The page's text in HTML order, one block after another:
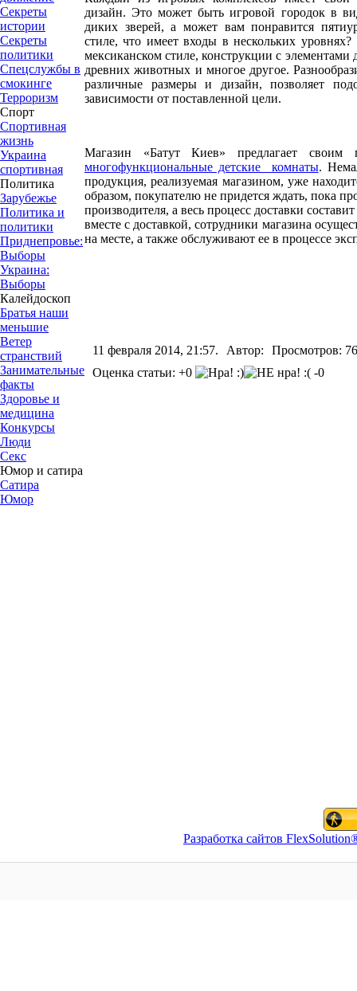
Секреты
истории
Секреты
политики
Спецслужбы в
смокинге
Терроризм
Спорт
Спортивная
жизнь
Украина
спортивная
Политика
Зарубежье
Политика и
политики
Приднепровье:
Выборы
Украина:
Выборы
Калейдоскоп
Братья наши
меньшие
Ветер
странствий
Занимательные
факты
Здоровье и
медицина
Конкурсы
Люди
Секс
Юмор и сатира
Сатира
Юмор
дизайн. Это может быть игровой городок в
диких зверей, а может вам понравится
стиле, что имеет входы в нескольких
мексиканском стиле, конструкции с
древних животных и многое другое.
различные размеры и дизайн, позволяет
зависимости от поставленной цели.
Магазин «Батут Киев» предлагает своим
многофункциональные детские комнаты.
продукция, реализуемая магазином, уже
образом, покупателю не придется ждать, пока
производителя, а весь процесс доставки
вместе с доставкой, сотрудники магазина
на месте, а также обслуживают ее в процессе
11 февраля 2014, 21:57. Автор:
Просмотров:
Оценка статьи: +0
-0
Разработка сайтов